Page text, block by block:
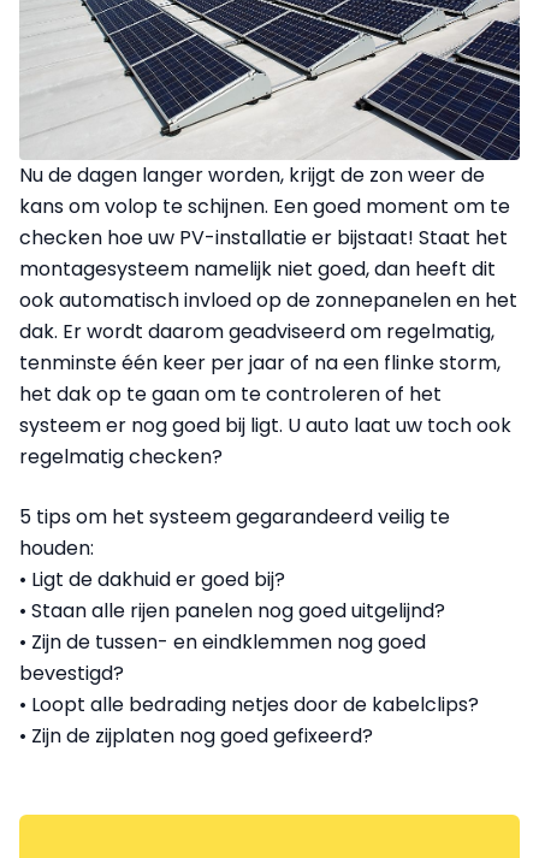
Nu de dagen langer worden, krijgt de zon weer de
kans om volop te schijnen. Een goed moment om te
checken hoe uw PV-installatie er bijstaat! Staat het
montagesysteem namelijk niet goed, dan heeft dit
ook automatisch invloed op de zonnepanelen en het
dak. Er wordt daarom geadviseerd om regelmatig,
tenminste één keer per jaar of na een flinke storm,
het dak op te gaan om te controleren of het
systeem er nog goed bij ligt. U auto laat uw toch ook
regelmatig checken?
5 tips om het systeem gegarandeerd veilig te
houden:
• Ligt de dakhuid er goed bij?
• Staan alle rijen panelen nog goed uitgelijnd?
• Zijn de tussen- en eindklemmen nog goed
bevestigd?
• Loopt alle bedrading netjes door de kabelclips?
• Zijn de zijplaten nog goed gefixeerd?